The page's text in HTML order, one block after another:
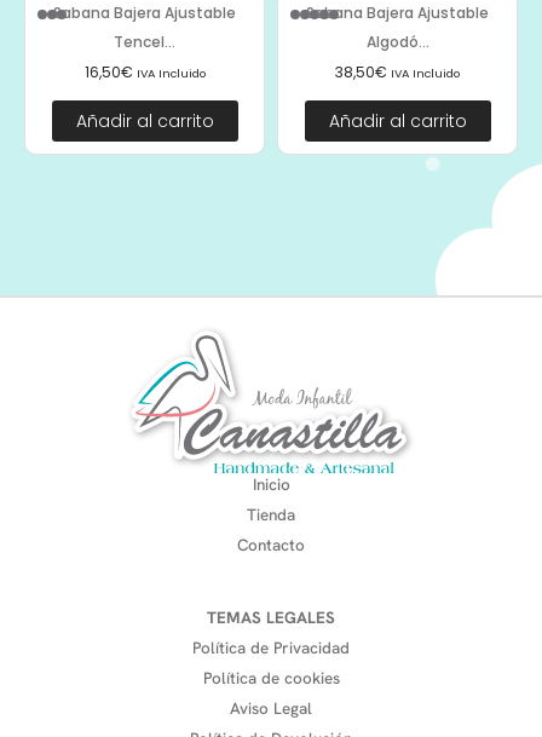
Sabana Bajera Ajustable
Tencel...
16,50€ IVA Incluido
Añadir al carrito
Sabana Bajera Ajustable
Algodó...
38,50€ IVA Incluido
Añadir al carrito
Inicio
Tienda
Contacto
TEMAS LEGALES
Política de Privacidad
Política de cookies
Aviso Legal